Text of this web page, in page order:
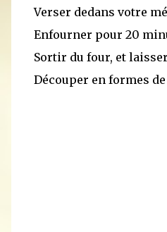
Verser dedans votre
Enfourner pour 20
Sortir du four, et
Découper en formes